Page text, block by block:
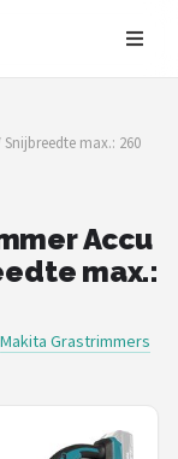
max.: 260
Accu
max.:
Makita Grastrimmers